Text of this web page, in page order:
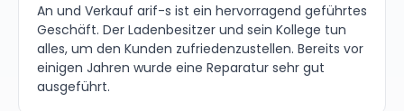
An und Verkauf arif-s ist ein hervorragend geführtes
Geschäft. Der Ladenbesitzer und sein Kollege tun
alles, um den Kunden zufriedenzustellen. Bereits vor
einigen Jahren wurde eine Reparatur sehr gut
ausgeführt.